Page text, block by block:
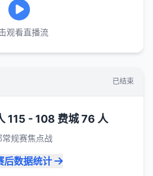
观看直播流
已结束
115 - 108 费城 76 人
常规赛焦点战
后数据统计